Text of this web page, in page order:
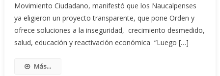
Movimiento Ciudadano, manifestó que los Naucalpenses
ya eligieron un proyecto transparente, que pone Orden y
ofrece soluciones a la inseguridad, crecimiento desmedido,
salud, educación y reactivación económica “Luego […]
Más...